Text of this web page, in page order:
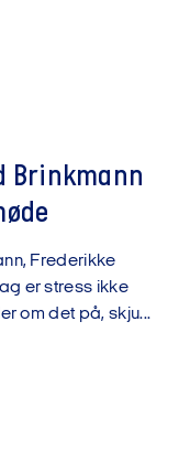
Brinkmann
Frederikke
er stress ikke
om det på, skju...